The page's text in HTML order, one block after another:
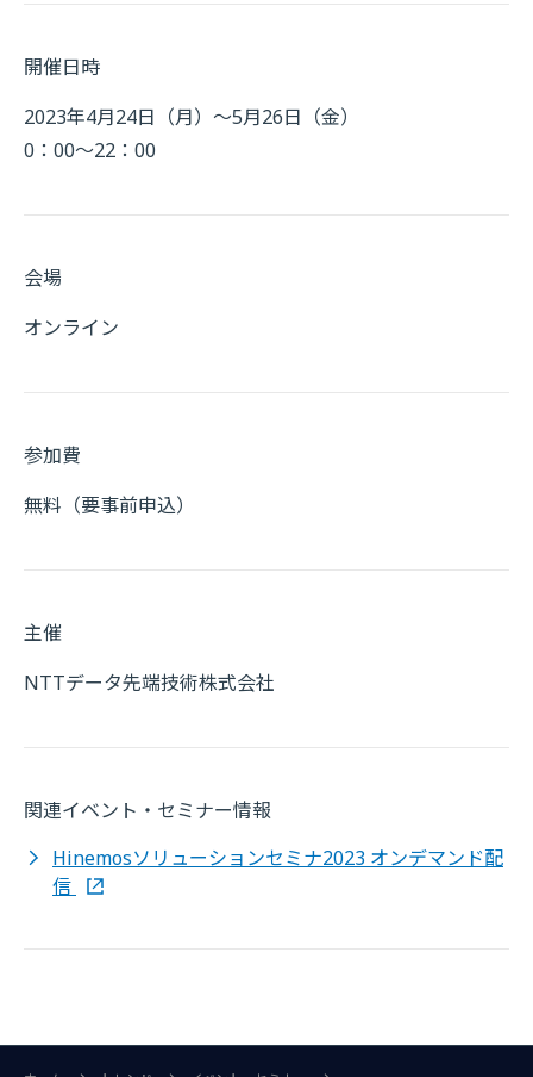
開催日時
2023年4月24日（月）～5月26日（金）
0：00～22：00
会場
オンライン
参加費
無料（要事前申込）
主催
NTTデータ先端技術株式会社
関連イベント・セミナー情報
Hinemosソリューションセミナ2023 オンデマンド配
信